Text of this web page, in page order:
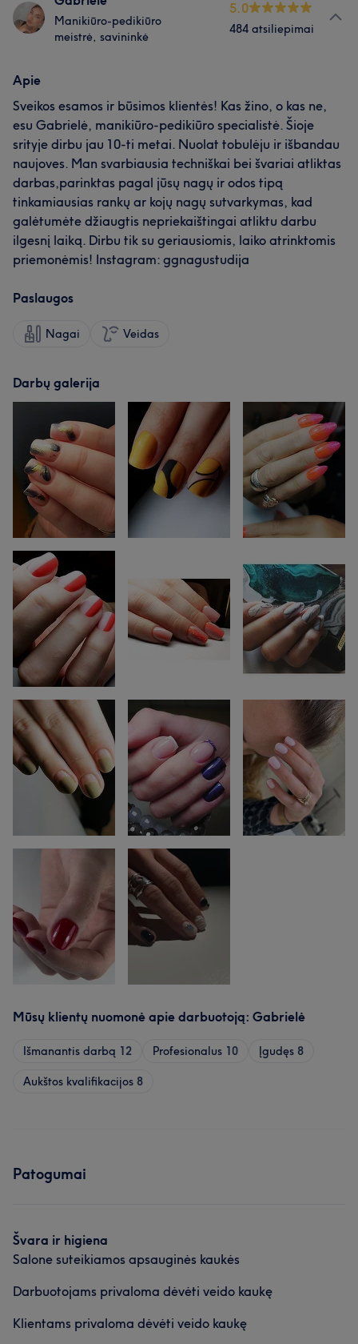
Manikiūro-pedikiūro
meistrė, savininkė
5.0
484 atsiliepimai
Apie
Sveikos esamos ir būsimos klientės! Kas žino, o kas ne,
esu Gabrielė, manikiūro-pedikiūro specialistė. Šioje
srityje dirbu jau 10-ti metai. Nuolat tobulėju ir išbandau
naujoves. Man svarbiausia techniškai bei švariai atliktas
darbas,parinktas pagal jūsų nagų ir odos tipą
tinkamiausias rankų ar kojų nagų sutvarkymas, kad
galėtumėte džiaugtis nepriekaištingai atliktu darbu
ilgesnį laiką. Dirbu tik su geriausiomis, laiko atrinktomis
priemonėmis! Instagram: ggnagustudija
Paslaugos
Nagai Veidas
Darbų galerija
Mūsų klientų nuomonė apie darbuotoją: Gabrielė
Išmanantis darbą 12 Profesionalus 10 Įgudęs 8
Aukštos kvalifikacijos 8
Patogumai
Švara ir higiena
Salone suteikiamos apsauginės kaukės
Darbuotojams privaloma dėvėti veido kaukę
Klientams privaloma dėvėti veido kaukę